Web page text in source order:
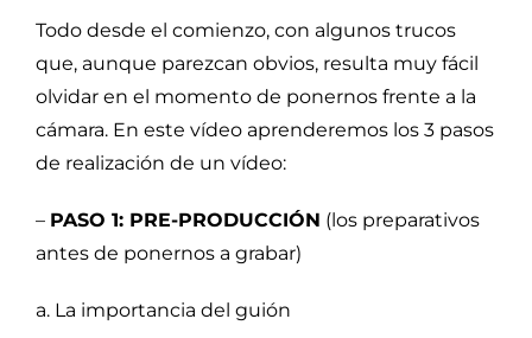
Todo desde el comienzo, con algunos trucos
que, aunque parezcan obvios, resulta muy fácil
olvidar en el momento de ponernos frente a la
cámara. En este vídeo aprenderemos los 3 pasos
de realización de un vídeo:
– PASO 1: PRE-PRODUCCIÓN (los preparativos
antes de ponernos a grabar)
a. La importancia del guión